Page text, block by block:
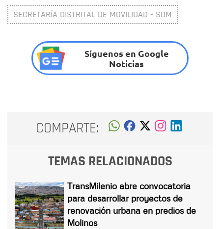
SECRETARÍA DISTRITAL DE MOVILIDAD - SDM
Síguenos en Google
Noticias
COMPARTE:
TEMAS RELACIONADOS
TransMilenio abre convocatoria
para desarrollar proyectos de
renovación urbana en predios de
Molinos